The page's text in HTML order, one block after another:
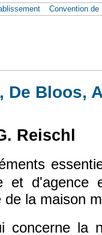
Convention de
De Bloos,
lien est externe)
Reischl
et
de la maison
concerne la